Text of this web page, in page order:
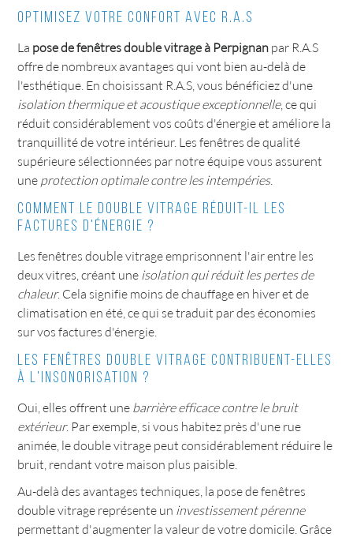
Optimisez votre confort avec R.A.S
La pose de fenêtres double vitrage à Perpignan par R.A.S
offre de nombreux avantages qui vont bien au-delà de
l'esthétique. En choisissant R.A.S, vous bénéficiez d'une
isolation thermique et acoustique exceptionnelle, ce qui
réduit considérablement vos coûts d'énergie et améliore la
tranquillité de votre intérieur. Les fenêtres de qualité
supérieure sélectionnées par notre équipe vous assurent
une protection optimale contre les intempéries.
Comment le double vitrage réduit-il les
factures d'énergie ?
Les fenêtres double vitrage emprisonnent l'air entre les
deux vitres, créant une isolation qui réduit les pertes de
chaleur. Cela signifie moins de chauffage en hiver et de
climatisation en été, ce qui se traduit par des économies
sur vos factures d'énergie.
Les fenêtres double vitrage contribuent-elles
à l'insonorisation ?
Oui, elles offrent une barrière efficace contre le bruit
extérieur. Par exemple, si vous habitez près d'une rue
animée, le double vitrage peut considérablement réduire le
bruit, rendant votre maison plus paisible.
Au-delà des avantages techniques, la pose de fenêtres
double vitrage représente un investissement pérenne
permettant d'augmenter la valeur de votre domicile. Grâce